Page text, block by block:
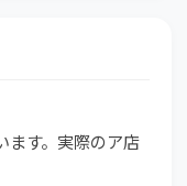
ます。実際のア店